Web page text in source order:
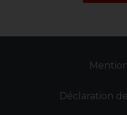
Déclaration